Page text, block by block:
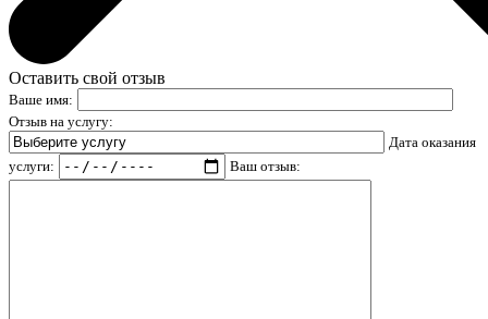
Оставить свой отзыв
Ваше имя:
Отзыв на услугу:
Дата оказания
услуги:
Ваш отзыв: